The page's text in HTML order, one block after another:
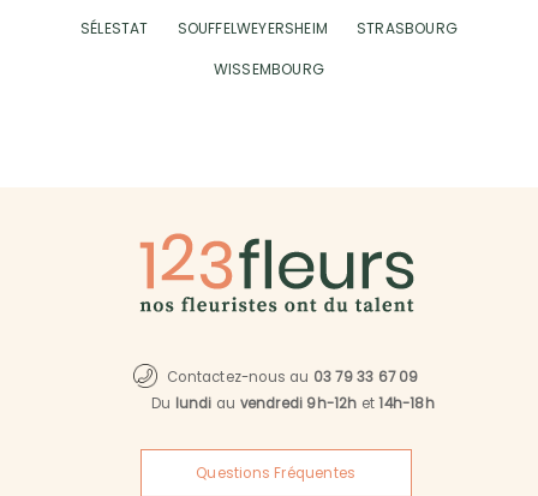
SÉLESTAT
SOUFFELWEYERSHEIM
STRASBOURG
WISSEMBOURG
Contactez-nous au 03 79 33 67 09
Du lundi au vendredi 9h-12h et14h-18h
Questions Fréquentes